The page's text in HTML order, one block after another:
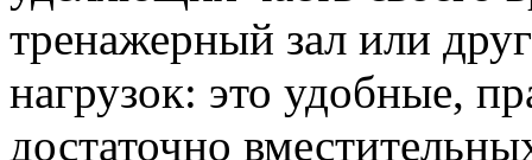
тренажерный зал или
нагрузок: это удобные,
достаточно